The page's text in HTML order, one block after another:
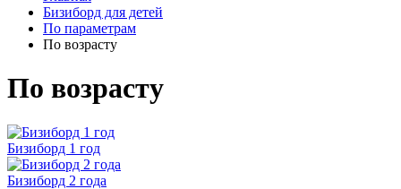
Бизиборд для детей
По параметрам
По возрасту
По возрасту
Бизиборд 1 год
Бизиборд 2 года